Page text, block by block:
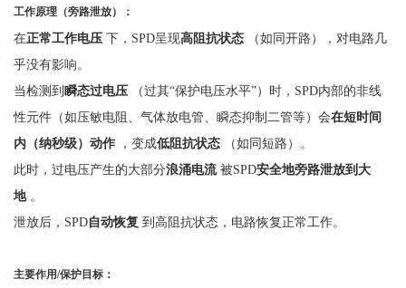
工作原理（旁路泄放）：
在正常工作电压 下， SPD呈现高阻抗状态
（如同开路），对电路几
乎没有影响。
当检测到瞬态过电压 （过其“保护电压水平”）时，SPD内部的非线
性元件（如压敏电阻、气体放电管、瞬态抑制二管等）会在短时间
内（纳秒级）动作
，变成低阻抗状态
（如同短路）。
此时，过电压产生的大部分浪涌电流 被SPD安全地旁路泄放到大
地 。
泄放后， SPD自动恢复 到高阻抗状态，电路恢复正常工作。
主要作用/保护目标：